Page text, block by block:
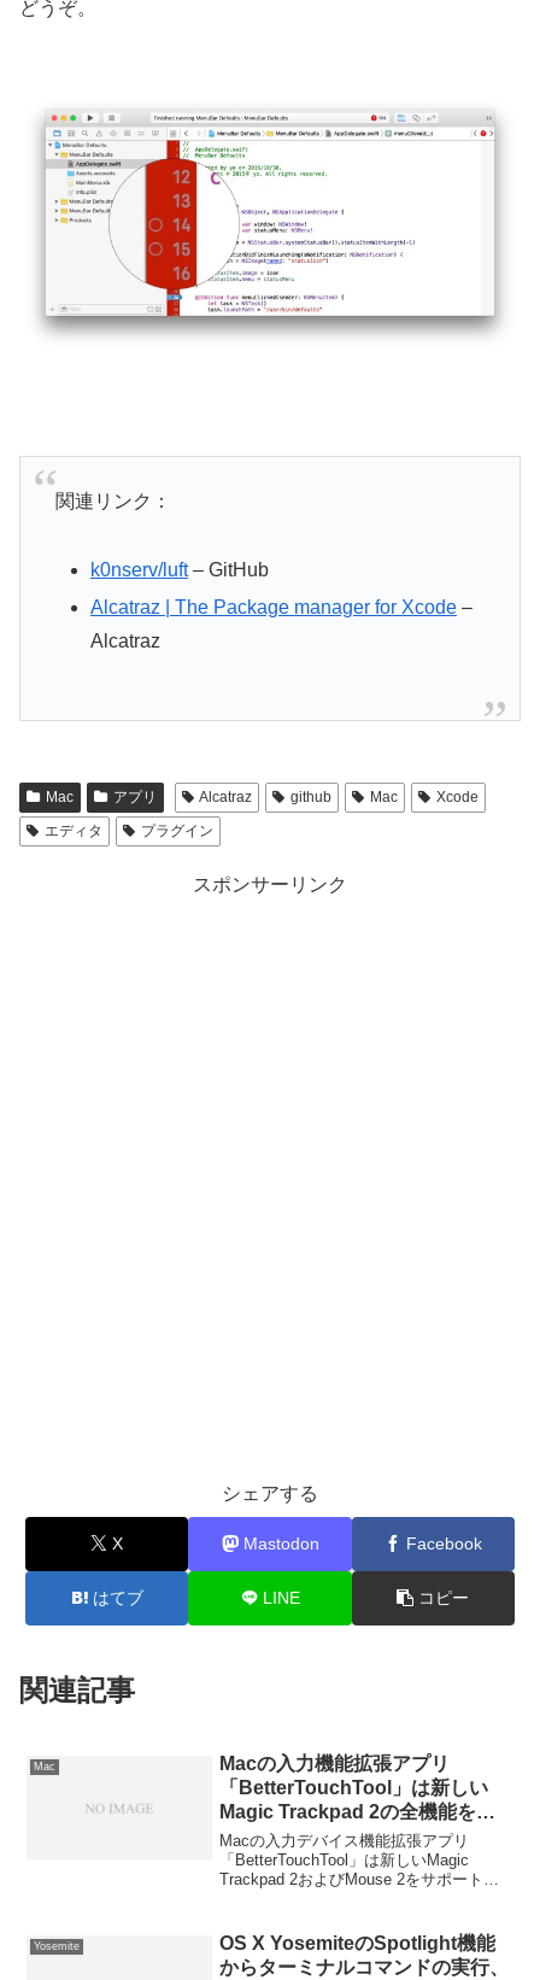
どうぞ。
関連リンク：
k0nserv/luft– GitHub
Alcatraz | The Package manager for Xcode–
Alcatraz
Mac アプリ Alcatraz github Mac
Xcode
エディタ
プラグイン
スポンサーリンク
シェアする
X Mastodon Facebook
はてブ LINE コピー
関連記事
Mac
Macの入力機能拡張アプリ
「BetterTouchTool」は新しい
Magic Trackpad 2の全機能をサ
ポートしておらず、次期アップデ
ートで対応予定。
Macの入力デバイス機能拡張アプリ
「BetterTouchTool」は新しいMagic
Trackpad 2およびMouse 2をサポートし
Yosemite
OS X YosemiteのSpotlight機能
からターミナルコマンドの実行、